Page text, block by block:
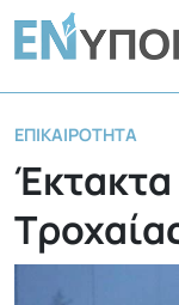
ΕΠΙΚΑΙΡΌΤΗΤΑ